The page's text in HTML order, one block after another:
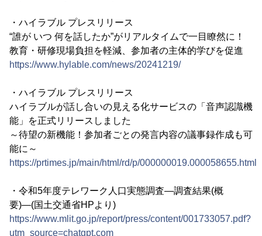
・ハイラブル プレスリリース
“誰が いつ 何を話したか”がリアルタイムで一目瞭然に！
教育・研修現場負担を軽減、参加者の主体的学びを促進
https://www.hylable.com/news/20241219/
・ハイラブル プレスリリース
ハイラブルが話し合いの見える化サービスの「音声認識機
能」を正式リリースしました
～待望の新機能！参加者ごとの発言内容の議事録作成も可
能に～
https://prtimes.jp/main/html/rd/p/000000019.000058655.html
・令和5年度テレワーク人口実態調査―調査結果(概
要)―(国土交通省HPより)
https://www.mlit.go.jp/report/press/content/001733057.pdf?
utm_source=chatgpt.com